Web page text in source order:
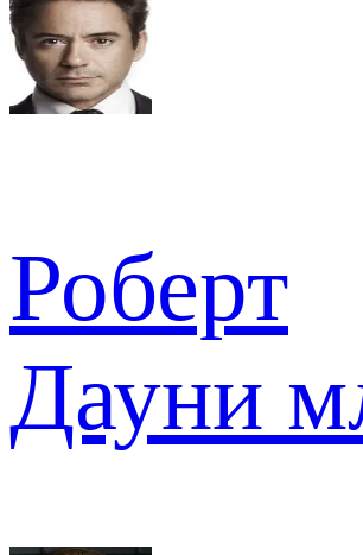
Роберт
Дауни